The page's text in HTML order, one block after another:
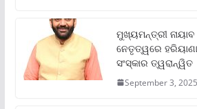
ମୁଖ୍ୟମନ୍ତ୍ରୀ
ନେତୃତ୍ୱରେ
ସଂସ୍କାର ତ୍ୱରାନ୍ୱିତ
September 3, 2025